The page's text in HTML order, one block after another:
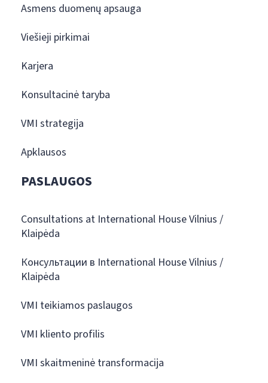
Asmens duomenų apsauga
Viešieji pirkimai
Karjera
Konsultacinė taryba
VMI strategija
Apklausos
PASLAUGOS
Consultations at International House Vilnius /
Klaipėda
Консультации в International House Vilnius /
Klaipėda
VMI teikiamos paslaugos
VMI kliento profilis
VMI skaitmeninė transformacija